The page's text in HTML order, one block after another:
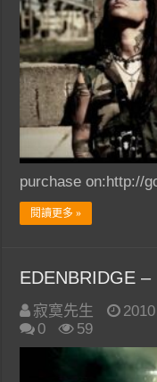
purchase on:http://
閱讀更多 »
EDENBRIDGE
寂寞先生
0
59